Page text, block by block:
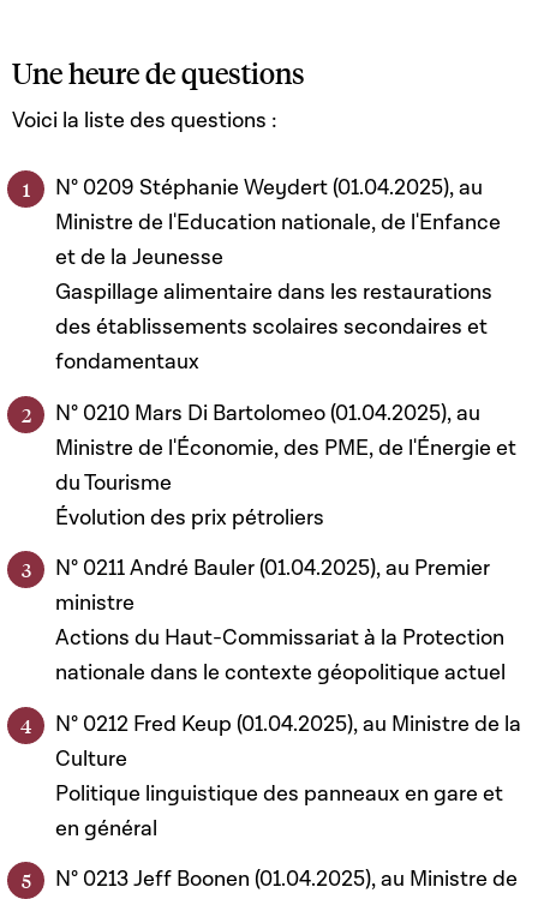
Une heure de questions
Voici la liste des questions :
N° 0209 Stéphanie Weydert (01.04.2025), au
Ministre de l'Education nationale, de l'Enfance
et de la Jeunesse
Gaspillage alimentaire dans les restaurations
des établissements scolaires secondaires et
fondamentaux
N° 0210 Mars Di Bartolomeo (01.04.2025), au
Ministre de l'Économie, des PME, de l'Énergie et
du Tourisme
Évolution des prix pétroliers
N° 0211 André Bauler (01.04.2025), au Premier
ministre
Actions du Haut-Commissariat à la Protection
nationale dans le contexte géopolitique actuel
N° 0212 Fred Keup (01.04.2025), au Ministre de la
Culture
Politique linguistique des panneaux en gare et
en général
N° 0213 Jeff Boonen (01.04.2025), au Ministre de